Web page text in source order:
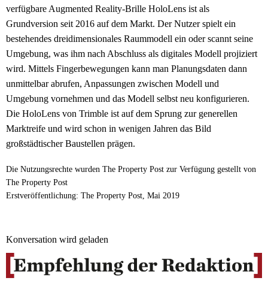
verfügbare Augmented Reality-Brille HoloLens ist als
Grundversion seit 2016 auf dem Markt. Der Nutzer spielt ein
bestehendes dreidimensionales Raummodell ein oder scannt seine
Umgebung, was ihm nach Abschluss als digitales Modell projiziert
wird. Mittels Fingerbewegungen kann man Planungsdaten dann
unmittelbar abrufen, Anpassungen zwischen Modell und
Umgebung vornehmen und das Modell selbst neu konfigurieren.
Die HoloLens von Trimble ist auf dem Sprung zur generellen
Marktreife und wird schon in wenigen Jahren das Bild
großstädtischer Baustellen prägen.
Die Nutzungsrechte wurden The Property Post zur Verfügung gestellt von
The Property Post
Erstveröffentlichung: The Property Post, Mai 2019
Konversation wird geladen